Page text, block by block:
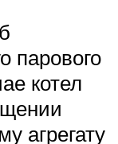
парового
котел
агрегату